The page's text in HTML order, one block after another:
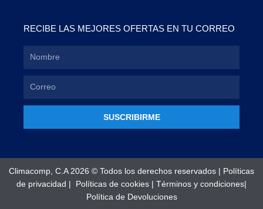
RECIBE LAS MEJORES OFERTAS EN TU CORREO
SUSCRIBIRME
Climacomp, C.A 2026 © Todos los derechos reservados | Políticas
de privacidad | Políticas de cookies | Términos y condiciones|
Política de Devoluciones